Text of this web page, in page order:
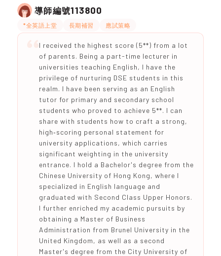
導師編號113800
*全英語上堂 長期補習 應試策略
I received the highest score (5**) from a lot
of parents. Being a part-time lecturer in
universities teaching English, I have the
privilege of nurturing DSE students in this
realm. I have been serving as an English
tutor for primary and secondary school
students who proved to achieve 5**. I can
share with students how to craft a strong,
high‑scoring personal statement for
university applications, which carries
significant weighting in the university
entrance. I hold a Bachelor's degree from the
Chinese University of Hong Kong, where I
specialized in English language and
graduated with Second Class Upper Honors.
I further enriched my academic pursuits by
obtaining a Master of Business
Administration from Brunel University in the
United Kingdom, as well as a second
Master's degree from the City University of